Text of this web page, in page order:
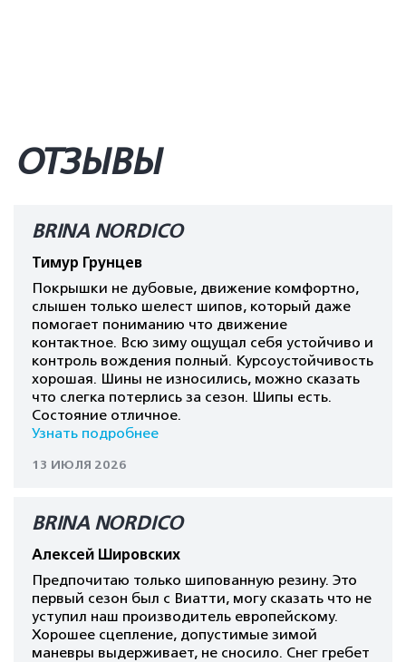
ОТЗЫВЫ
BRINA NORDICO
Тимур Грунцев
Покрышки не дубовые, движение комфортно,
слышен только шелест шипов, который даже
помогает пониманию что движение
контактное. Всю зиму ощущал себя устойчиво и
контроль вождения полный. Курсоустойчивость
хорошая. Шины не износились, можно сказать
что слегка потерлись за сезон. Шипы есть.
Состояние отличное.
Узнать подробнее
13 ИЮЛЯ 2026
BRINA NORDICO
Алексей Шировских
Предпочитаю только шипованную резину. Это
первый сезон был с Виатти, могу сказать что не
уступил наш производитель европейскому.
Хорошее сцепление, допустимые зимой
маневры выдерживает, не сносило. Снег гребет